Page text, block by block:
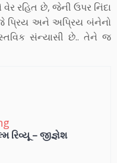
રહિત છે, જેની ઉપર નિંદા
પ્રિય અને અપ્રિય બંનેનો
સંન્યાસી છે.. તેને જ
રિવ્યૂ – જીજ્ઞેશ